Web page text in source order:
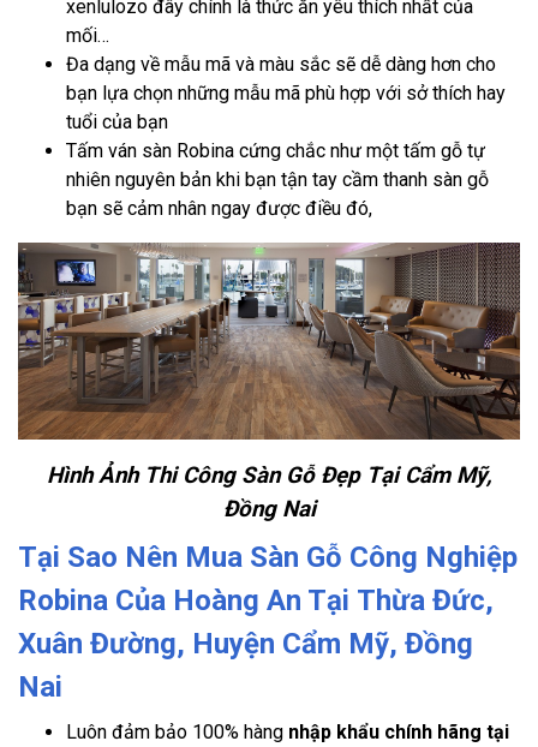
xenlulozo đây chính là thức ăn yêu thích nhất của
mối…
Đa dạng về mẫu mã và màu sắc sẽ dễ dàng hơn cho
bạn lựa chọn những mẫu mã phù hợp với sở thích hay
tuổi của bạn
Tấm ván sàn Robina cứng chắc như một tấm gỗ tự
nhiên nguyên bản khi bạn tận tay cầm thanh sàn gỗ
bạn sẽ cảm nhân ngay được điều đó,
Hình Ảnh Thi Công Sàn Gỗ Đẹp Tại Cẩm Mỹ,
Đồng Nai
Tại Sao Nên Mua Sàn Gỗ Công Nghiệp
Robina Của Hoàng An Tại Thừa Đức,
Xuân Đường, Huyện Cẩm Mỹ, Đồng
Nai
Luôn đảm bảo 100% hàng nhập khẩu chính hãng tại